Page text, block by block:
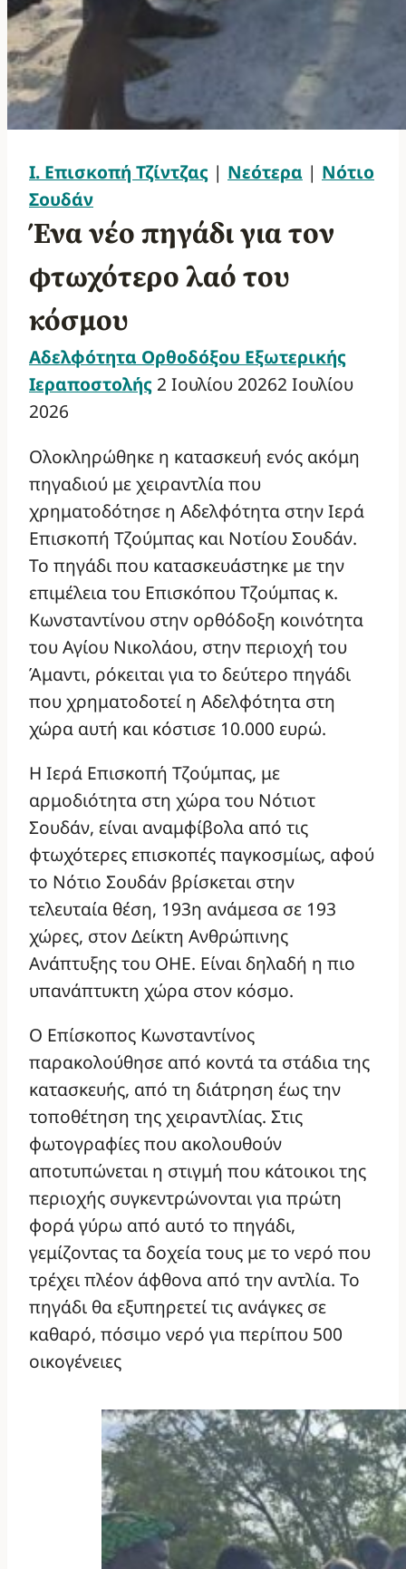
Ι. Επισκοπή Τζίντζας | Νεότερα | Νότιο
Σουδάν
Ένα νέο πηγάδι για τον
φτωχότερο λαό του
κόσμου
Αδελφότητα Ορθοδόξου Εξωτερικής
Ιεραποστολής 2 Ιουλίου 20262 Ιουλίου
2026
Ολοκληρώθηκε η κατασκευή ενός ακόμη
πηγαδιού με χειραντλία που
χρηματοδότησε η Αδελφότητα στην Ιερά
Επισκοπή Τζούμπας και Νοτίου Σουδάν.
Το πηγάδι που κατασκευάστηκε με την
επιμέλεια του Επισκόπου Τζούμπας κ.
Κωνσταντίνου στην ορθόδοξη κοινότητα
του Αγίου Νικολάου, στην περιοχή του
Άμαντι, ρόκειται για το δεύτερο πηγάδι
που χρηματοδοτεί η Αδελφότητα στη
χώρα αυτή και κόστισε 10.000 ευρώ.
Η Ιερά Επισκοπή Τζούμπας, με
αρμοδιότητα στη χώρα του Νότιοτ
Σουδάν, είναι αναμφίβολα από τις
φτωχότερες επισκοπές παγκοσμίως, αφού
το Νότιο Σουδάν βρίσκεται στην
τελευταία θέση, 193η ανάμεσα σε 193
χώρες, στον Δείκτη Ανθρώπινης
Ανάπτυξης του ΟΗΕ. Είναι δηλαδή η πιο
υπανάπτυκτη χώρα στον κόσμο.
Ο Επίσκοπος Κωνσταντίνος
παρακολούθησε από κοντά τα στάδια της
κατασκευής, από τη διάτρηση έως την
τοποθέτηση της χειραντλίας. Στις
φωτογραφίες που ακολουθούν
αποτυπώνεται η στιγμή που κάτοικοι της
περιοχής συγκεντρώνονται για πρώτη
φορά γύρω από αυτό το πηγάδι,
γεμίζοντας τα δοχεία τους με το νερό που
τρέχει πλέον άφθονα από την αντλία. Το
πηγάδι θα εξυπηρετεί τις ανάγκες σε
καθαρό, πόσιμο νερό για περίπου 500
οικογένειες